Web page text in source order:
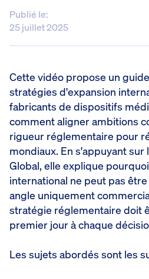
Publié le:
25 juillet 2025
Cette vidéo propose un
stratégies d'expansion
fabricants de dispositifs
comment aligner ambitions
rigueur réglementaire pour
mondiaux. En s'appuyant
Global, elle explique
international ne peut pas
angle uniquement
stratégie réglementaire doit
premier jour à chaque
Les sujets abordés sont les